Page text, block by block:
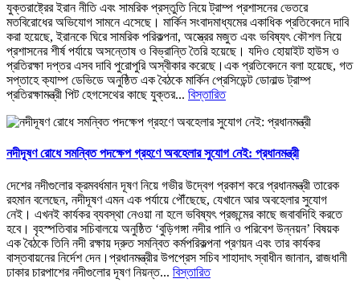
যুক্তরাষ্ট্রের ইরান নীতি এবং সামরিক প্রস্তুতি নিয়ে ট্রাম্প প্রশাসনের ভেতরে
মতবিরোধের অভিযোগ সামনে এসেছে। মার্কিন সংবাদমাধ্যমের একাধিক প্রতিবেদনে দাবি
করা হয়েছে, ইরানকে ঘিরে সামরিক পরিকল্পনা, অস্ত্রের মজুত এবং ভবিষ্যৎ কৌশল নিয়ে
প্রশাসনের শীর্ষ পর্যায়ে অসন্তোষ ও বিভ্রান্তি তৈরি হয়েছে। যদিও হোয়াইট হাউস ও
প্রতিরক্ষা দপ্তর এসব দাবি পুরোপুরি অস্বীকার করেছে।এক প্রতিবেদনে বলা হয়েছে, গত
সপ্তাহে ক্যাম্প ডেভিডে অনুষ্ঠিত এক বৈঠকে মার্কিন প্রেসিডেন্ট ডোনাল্ড ট্রাম্প
প্রতিরক্ষামন্ত্রী পিট হেগসেথের কাছে যুক্তর... বিস্তারিত
নদীদূষণ রোধে সমন্বিত পদক্ষেপ গ্রহণে অবহেলার সুযোগ নেই: প্রধানমন্ত্রী
দেশের নদীগুলোর ক্রমবর্ধমান দূষণ নিয়ে গভীর উদ্বেগ প্রকাশ করে প্রধানমন্ত্রী তারেক
রহমান বলেছেন, নদীদূষণ এমন এক পর্যায়ে পৌঁছেছে, যেখানে আর অবহেলার সুযোগ
নেই। এখনই কার্যকর ব্যবস্থা নেওয়া না হলে ভবিষ্যৎ প্রজন্মের কাছে জবাবদিহি করতে
হবে। বৃহস্পতিবার সচিবালয়ে অনুষ্ঠিত ‘বুড়িগঙ্গা নদীর পানি ও পরিবেশ উন্নয়ন’ বিষয়ক
এক বৈঠকে তিনি নদী রক্ষায় দ্রুত সমন্বিত কর্মপরিকল্পনা প্রণয়ন এবং তার কার্যকর
বাস্তবায়নের নির্দেশ দেন।প্রধানমন্ত্রীর উপপ্রেস সচিব শাহাদাৎ স্বাধীন জানান, রাজধানী
ঢাকার চারপাশের নদীগুলোর দূষণ নিয়ন্ত... বিস্তারিত